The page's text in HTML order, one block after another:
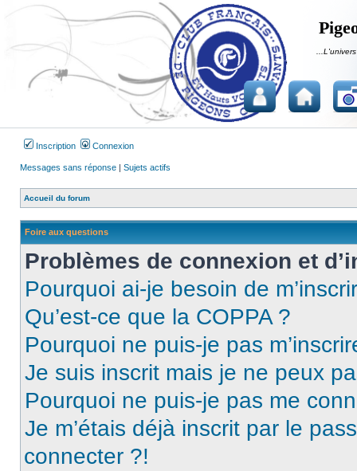
Inscription Connexion
Messages sans réponse | Sujets actifs
Accueil du forum
Foire aux questions
Problèmes de connexion et
Pourquoi ai-je besoin de
Qu’est-ce que la COPPA ?
Pourquoi ne puis-je pas
Je suis inscrit mais je ne peux
Pourquoi ne puis-je pas me
Je m’étais déjà inscrit par le
connecter ?!